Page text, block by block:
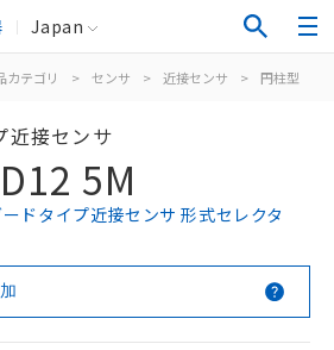
Japan
カテゴリ > センサ > 近接センサ > 円柱型
近接センサ
5M
ドタイプ近接センサ 形式セレクタ